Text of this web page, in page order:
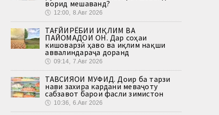
ворид мешаванд?
🕔 12:00, 8.Авг 2026
ТАҒЙИРЁБИИ ИҚЛИМ ВА
ПАЙОМАДҲОИ ОН. Дар соҳаи
кишоварзӣ ҳаво ва иқлим нақши
аввалиндараҷа доранд
🕔 09:14, 7.Авг 2026
ТАВСИЯҲОИ МУФИД. Доир ба тарзи
нави захира кардани меваҷоту
сабзавот барои фасли зимистон
🕔 10:36, 6.Авг 2026